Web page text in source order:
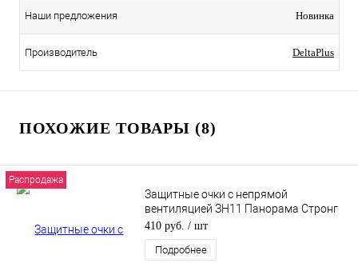
Наши предложения Новинка
Производитель DeltaPlus
ПОХОЖИЕ ТОВАРЫ (8)
Распродажа
Защитные очки с непрямой
вентиляцией ЗН11 Панорама Стронг
Гласс (PANORAMA Strong Glass) (2С-1,2
РС)
410 руб. / шт
Подробнее